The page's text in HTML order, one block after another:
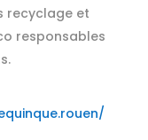
recyclage et
responsables